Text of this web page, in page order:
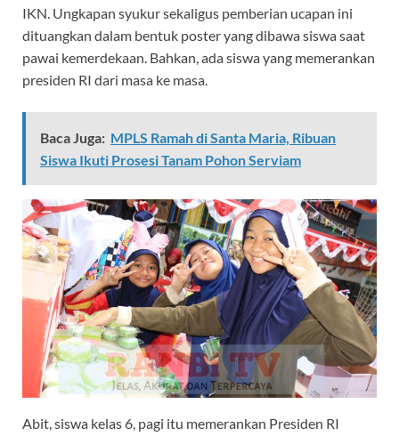
IKN. Ungkapan syukur sekaligus pemberian ucapan ini
dituangkan dalam bentuk poster yang dibawa siswa saat
pawai kemerdekaan. Bahkan, ada siswa yang memerankan
presiden RI dari masa ke masa.
Baca Juga: MPLS Ramah di Santa Maria, Ribuan
Siswa Ikuti Prosesi Tanam Pohon Serviam
Abit, siswa kelas 6, pagi itu memerankan Presiden RI